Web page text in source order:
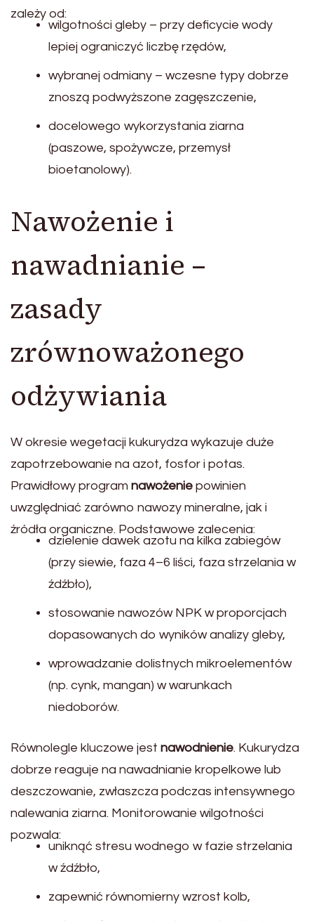
zależy od:
wilgotności gleby – przy deficycie wody
lepiej ograniczyć liczbę rzędów,
wybranej odmiany – wczesne typy dobrze
znoszą podwyższone zagęszczenie,
docelowego wykorzystania ziarna
(paszowe, spożywcze, przemysł
bioetanolowy).
Nawożenie i
nawadnianie –
zasady
zrównoważonego
odżywiania
W okresie wegetacji kukurydza wykazuje duże
zapotrzebowanie na azot, fosfor i potas.
Prawidłowy program nawożenie powinien
uwzględniać zarówno nawozy mineralne, jak i
źródła organiczne. Podstawowe zalecenia:
dzielenie dawek azotu na kilka zabiegów
(przy siewie, faza 4–6 liści, faza strzelania w
źdźbło),
stosowanie nawozów NPK w proporcjach
dopasowanych do wyników analizy gleby,
wprowadzanie dolistnych mikroelementów
(np. cynk, mangan) w warunkach
niedoborów.
Równolegle kluczowe jest nawodnienie. Kukurydza
dobrze reaguje na nawadnianie kropelkowe lub
deszczowanie, zwłaszcza podczas intensywnego
nalewania ziarna. Monitorowanie wilgotności
pozwala:
uniknąć stresu wodnego w fazie strzelania
w źdźbło,
zapewnić równomierny wzrost kolb,